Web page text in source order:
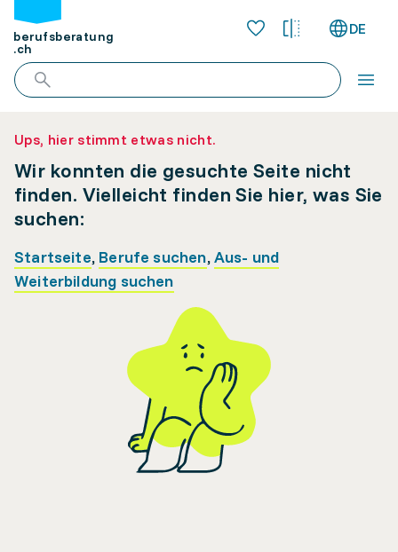
berufsberatung
.ch
DE
Ups, hier stimmt etwas nicht.
Wir konnten die gesuchte Seite nicht
finden. Vielleicht finden Sie hier, was Sie
suchen:
Startseite, Berufe suchen,Aus- und
Weiterbildung suchen